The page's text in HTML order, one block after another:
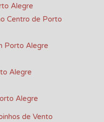
Alegre
Centro de Porto
Porto Alegre
Alegre
Alegre
de Vento